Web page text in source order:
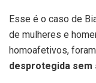
Esse é o caso de
de mulheres e
homoafetivos, foram
desprotegida sem